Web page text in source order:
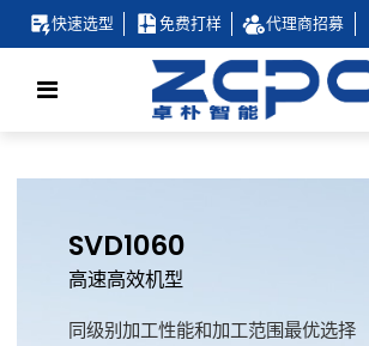
快速选型 免费打样 代理商招募
SVD1060
高速高效机型
同级别加工性能和加工范围最优选择